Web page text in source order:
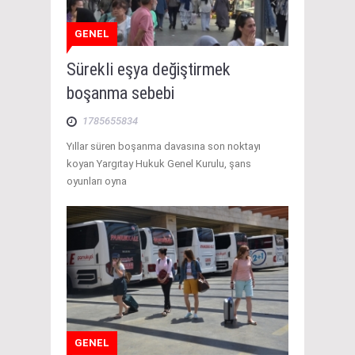
GENEL
Sürekli eşya değiştirmek
boşanma sebebi
1785655834
Yıllar süren boşanma davasına son noktayı
koyan Yargıtay Hukuk Genel Kurulu, şans
oyunları oyna
GENEL